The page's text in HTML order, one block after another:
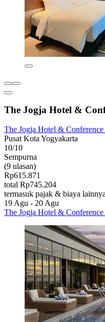
The Jogja Hotel &
The Jogja Hotel &
Pusat Kota Yogyakarta
10/10
Sempurna
(9 ulasan)
Rp615.871
total Rp745.204
termasuk pajak & biaya lainnya
19 Agu - 20 Agu
The Jogja Hotel &